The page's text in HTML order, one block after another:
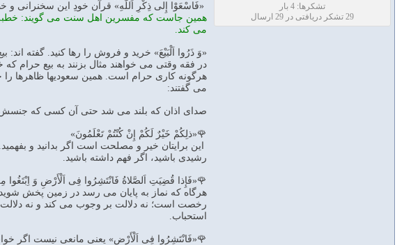
تشکرها: 4 بار
29 تشکر دریافتی در 29 ارسال
«فَاسْعَوْا إِلی ذِكْرِ اَللّهِ» قرآن خودِ این سخنرانی و
همین جاست كه مفسرین اهل سنت می گویند: خطبه
می كند.
«وَ ذَرُوا اَلْبَیْعَ» خرید و فروش را رها كنید. گفته
در فقه وقتی می خواهند مثال بزنند به بیع حرام
هرگونه كاری حرام است. همین سعودیها ظاهرها را
می گفتند:
صدای اذان كه بلند می شد حتی آن كسی كه جنسش
🌹«ذلِكُمْ خَیْرٌ لَكُمْ إِنْ كُنْتُمْ تَعْلَمُونَ»
این برایتان خیر و مصلحت است اگر بدانید و
رشیدی باشید، اگر فهم داشته باشید.
🌹«فَإِذا قُضِیَتِ اَلصَّلاةُ فَانْتَشِرُوا فِی اَلْأَرْضِ وَ اِبْتَغُوا
هرگاه كه نماز به پایان می رسد در زمین پخش
رخصت است؛ نه دلالت بر وجوب می كند و نه دلالت
استحباب.
🌹«فَانْتَشِرُوا فِی اَلْأَرْضِ» یعنی مانعی نیست اگر